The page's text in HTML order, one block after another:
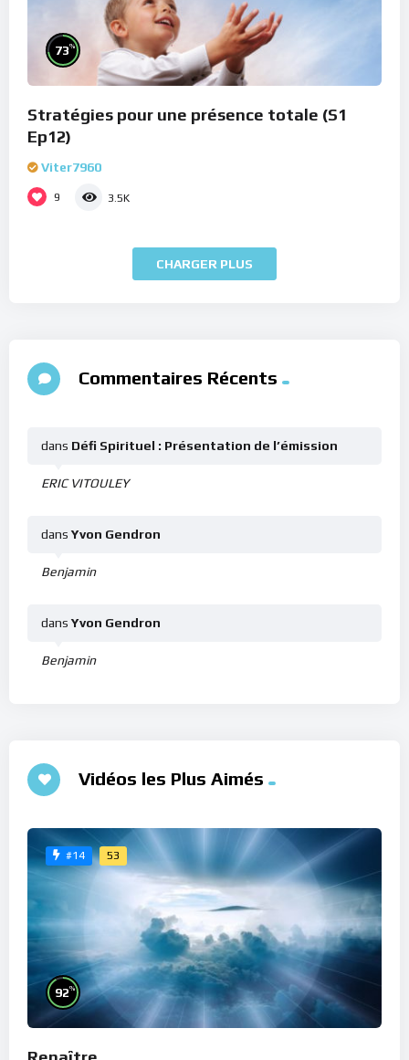
73%
Stratégies pour une présence totale (S1
Ep12)
Viter7960
9 3.5K
CHARGER PLUS
Commentaires Récents
ERIC VITOULEY
dans Défi Spirituel : Présentation de l’émission
Benjamin
dans Yvon Gendron
Benjamin
dans Yvon Gendron
Vidéos les Plus Aimés
#14 53
92%